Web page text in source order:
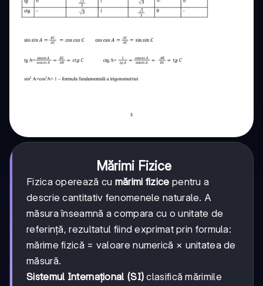
Mărimi Fizice
Fizica operează cu mărimi fizice pentru a
descrie cantitativ fenomenele naturale. A
măsura înseamnă a compara cu o unitate de
referință, rezultatul fiind exprimat prin formula:
mărime fizică = valoare numerică × unitatea de
măsură.
Sistemul Internațional (SI) clasifică mărimile